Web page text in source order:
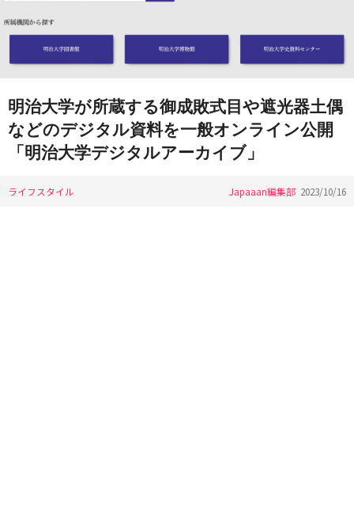
明治大学が所蔵する御成敗式目や遮光器土偶
などのデジタル資料を一般オンライン公開
「明治大学デジタルアーカイブ」
ライフスタイル Japaaan編集部 2023/10/16